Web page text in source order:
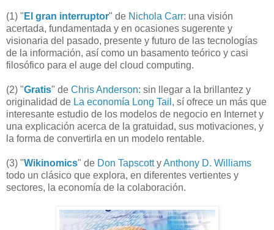
(1) " El gran interruptor" de Nichola Carr: una visión
acertada, fundamentada y en ocasiones sugerente y
visionaria del pasado, presente y futuro de las tecnologías
de la información, así como un basamento teórico y casi
filosófico para el auge del cloud computing.
(2) "Gratis" de Chris Anderson: sin llegar a la brillantez y
originalidad de La economía Long Tail , sí ofrece un más que
interesante estudio de los modelos de negocio en Internet y
una explicación acerca de la gratuidad, sus motivaciones, y
la forma de convertirla en un modelo rentable.
(3) "Wikinomics" de Don TapscottyAnthony D. Williams
todo un clásico que explora, en diferentes vertientes y
sectores, la economía de la colaboración.